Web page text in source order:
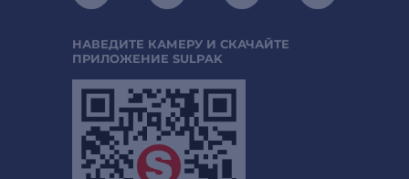
НАВЕДИТЕ КАМЕРУ И СКАЧАЙТЕ
ПРИЛОЖЕНИЕ SULPAK